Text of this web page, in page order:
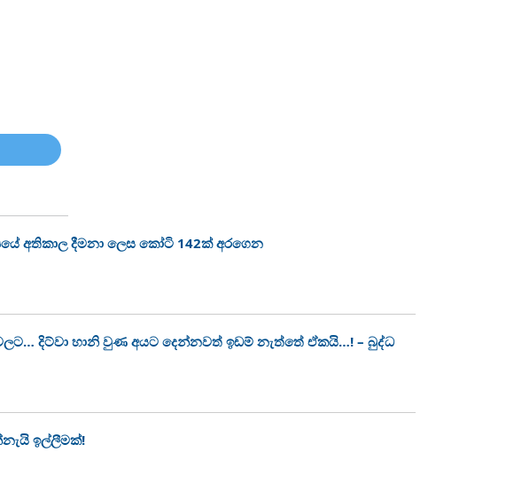
අතිකාල දීමනා ලෙස කෝටි 142ක් අරගෙන
දිට්වා හානි වුණ අයට දෙන්නවත් ඉඩම් නැත්තේ ඒකයි…! – බුද්ධ
ඉල්ලීමක්!